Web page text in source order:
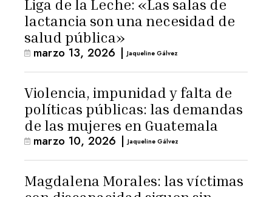
Liga de la Leche: «Las salas de
lactancia son una necesidad de
salud pública»
marzo 13, 2026 | Jaqueline Gálvez
Violencia, impunidad y falta de
políticas públicas: las demandas
de las mujeres en Guatemala
marzo 10, 2026 | Jaqueline Gálvez
Magdalena Morales: las víctimas